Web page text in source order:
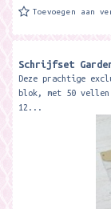
Toevoegen aan
Schrijfset
Deze prachtige
blok, met 50
12...